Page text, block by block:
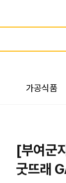
가공식품
[부여군
굿뜨래